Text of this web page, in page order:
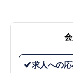
求人への